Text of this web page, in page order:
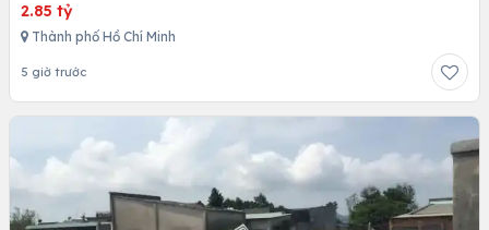
2.85 tỷ
Thành phố Hồ Chí Minh
5 giờ trước